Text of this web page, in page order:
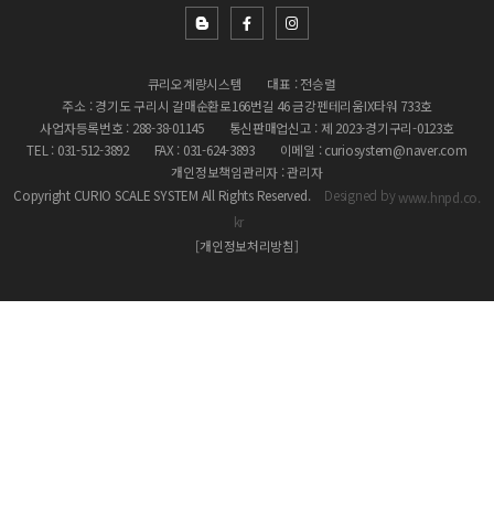
큐리오계량시스템
대표 : 전승렬
주소 : 경기도 구리시 갈매순환로166번길 46 금강펜테리움IX타워 733호
사업자등록번호 : 288-38-01145
통신판매업신고 : 제 2023-경기구리-0123호
TEL : 031-512-3892
FAX : 031-624-3893
이메일 : curiosystem@naver.com
개인정보책임관리자 : 관리자
Copyright CURIO SCALE SYSTEM All Rights Reserved.
Designed bywww.hnpd.co.
kr
[개인정보처리방침]